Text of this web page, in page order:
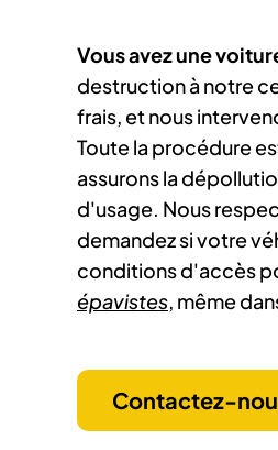
Vous avez une
destruction à notre
frais, et nous
Toute la procédure
assurons la
d'usage. Nous
demandez si votre
conditions d'accès
épavistes, même
Contactez-